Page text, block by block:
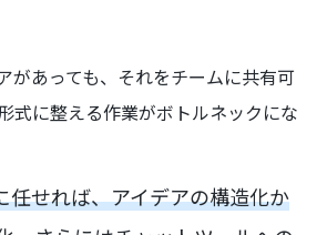
があっても、それをチームに共有可
式に整える作業がボトルネックにな
任せれば、アイデアの構造化か